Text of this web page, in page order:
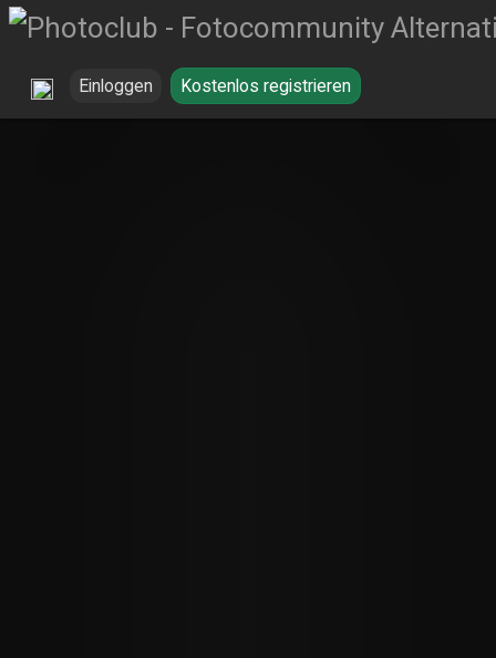
Einloggen Kostenlos registrieren